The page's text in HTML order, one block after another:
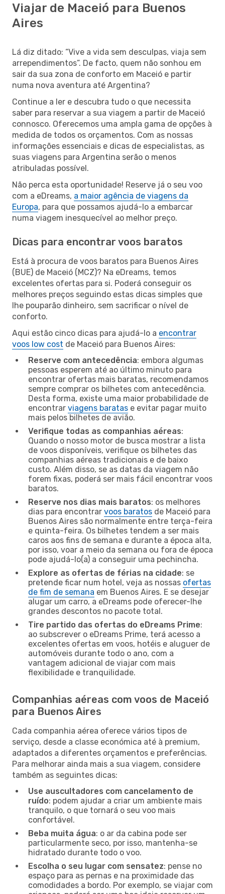
Viajar de Maceió para Buenos
Aires
Lá diz ditado: “Vive a vida sem desculpas, viaja sem
arrependimentos”. De facto, quem não sonhou em
sair da sua zona de conforto em Maceió e partir
numa nova aventura até Argentina?
Continue a ler e descubra tudo o que necessita
saber para reservar a sua viagem a partir de Maceió
connosco. Oferecemos uma ampla gama de opções à
medida de todos os orçamentos. Com as nossas
informações essenciais e dicas de especialistas, as
suas viagens para Argentina serão o menos
atribuladas possível.
Não perca esta oportunidade! Reserve já o seu voo
com a eDreams, a maior agência de viagens da
Europa, para que possamos ajudá-lo a embarcar
numa viagem inesquecível ao melhor preço.
Dicas para encontrar voos baratos
Está à procura de voos baratos para Buenos Aires
(BUE) de Maceió (MCZ)? Na eDreams, temos
excelentes ofertas para si. Poderá conseguir os
melhores preços seguindo estas dicas simples que
lhe pouparão dinheiro, sem sacrificar o nível de
conforto.
Aqui estão cinco dicas para ajudá-lo a encontrar
voos low cost de Maceió para Buenos Aires:
Reserve com antecedência: embora algumas
pessoas esperem até ao último minuto para
encontrar ofertas mais baratas, recomendamos
sempre comprar os bilhetes com antecedência.
Desta forma, existe uma maior probabilidade de
encontrar viagens baratas e evitar pagar muito
mais pelos bilhetes de avião.
Verifique todas as companhias aéreas:
Quando o nosso motor de busca mostrar a lista
de voos disponíveis, verifique os bilhetes das
companhias aéreas tradicionais e de baixo
custo. Além disso, se as datas da viagem não
forem fixas, poderá ser mais fácil encontrar voos
baratos.
Reserve nos dias mais baratos: os melhores
dias para encontrar voos baratos de Maceió para
Buenos Aires são normalmente entre terça-feira
e quinta-feira. Os bilhetes tendem a ser mais
caros aos fins de semana e durante a época alta,
por isso, voar a meio da semana ou fora de época
pode ajudá-lo(a) a conseguir uma pechincha.
Explore as ofertas de férias na cidade: se
pretende ficar num hotel, veja as nossas ofertas
de fim de semana em Buenos Aires. E se desejar
alugar um carro, a eDreams pode oferecer-lhe
grandes descontos no pacote total.
Tire partido das ofertas do eDreams Prime:
ao subscrever o eDreams Prime, terá acesso a
excelentes ofertas em voos, hotéis e aluguer de
automóveis durante todo o ano, com a
vantagem adicional de viajar com mais
flexibilidade e tranquilidade.
Companhias aéreas com voos de Maceió
para Buenos Aires
Cada companhia aérea oferece vários tipos de
serviço, desde a classe económica até à premium,
adaptados a diferentes orçamentos e preferências.
Para melhorar ainda mais a sua viagem, considere
também as seguintes dicas:
Use auscultadores com cancelamento de
ruído: podem ajudar a criar um ambiente mais
tranquilo, o que tornará o seu voo mais
confortável.
Beba muita água: o ar da cabina pode ser
particularmente seco, por isso, mantenha-se
hidratado durante todo o voo.
Escolha o seu lugar com sensatez: pense no
espaço para as pernas e na proximidade das
comodidades a bordo. Por exemplo, se viajar com